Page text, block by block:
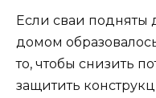
Если сваи подняты
домом
то, чтобы снизить
защитить